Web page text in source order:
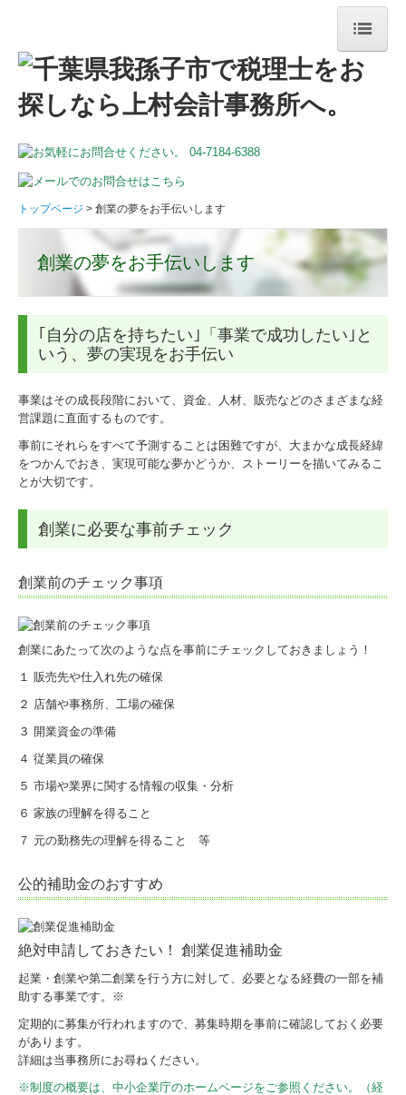
トップページ
事務所案内
交通案内／駐車場
料金案内
ご相談の流れ
採用情報
お問合せ
トップページ 創業の夢をお手伝いします
創業の夢をお手伝いします
｢自分の店を持ちたい｣「事業で成功したい｣と
いう、夢の実現をお手伝い
事業はその成長段階において、資金、人材、販売などのさまざまな経
営課題に直面するものです。
事前にそれらをすべて予測することは困難ですが、大まかな成長経緯
をつかんでおき、実現可能な夢かどうか、ストーリーを描いてみるこ
とが大切です。
創業に必要な事前チェック
創業前のチェック事項
創業にあたって次のような点を事前にチェックしておきましょう！
１ 販売先や仕入れ先の確保
２ 店舗や事務所、工場の確保
３ 開業資金の準備
４ 従業員の確保
５ 市場や業界に関する情報の収集・分析
６ 家族の理解を得ること
７ 元の勤務先の理解を得ること 等
公的補助金のおすすめ
絶対申請しておきたい！ 創業促進補助金
起業・創業や第二創業を行う方に対して、必要となる経費の一部を補
助する事業です。※
定期的に募集が行われますので、募集時期を事前に確認しておく必要
があります。
詳細は当事務所にお尋ねください。
※制度の概要は、中小企業庁のホームページをご参照ください。（経